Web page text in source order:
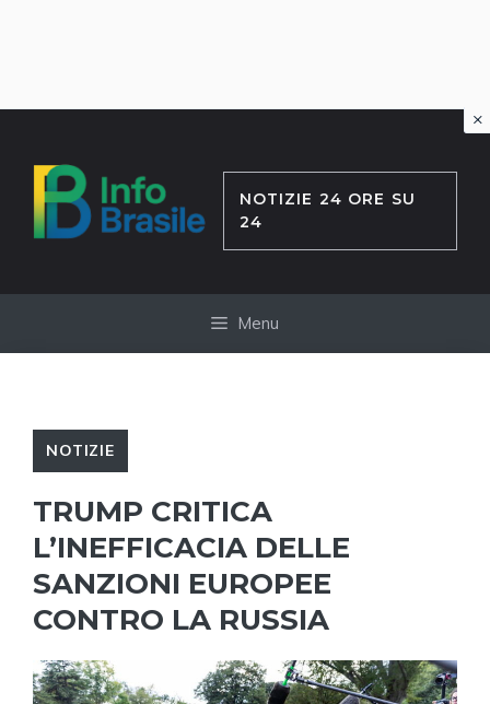
contenuto
NOTIZIE 24 ORE SU
24
Menu
NOTIZIE
TRUMP CRITICA
L’INEFFICACIA DELLE
SANZIONI EUROPEE
CONTRO LA RUSSIA
×